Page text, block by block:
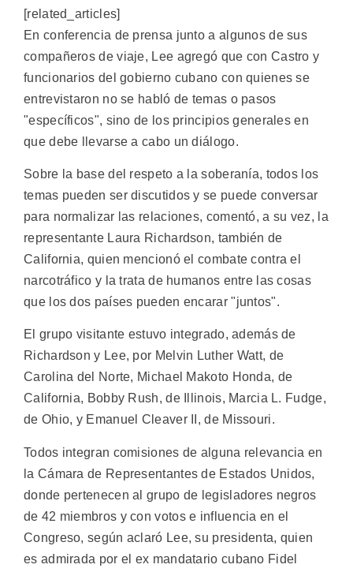
[related_articles]
En conferencia de prensa junto a algunos de sus
compañeros de viaje, Lee agregó que con Castro y
funcionarios del gobierno cubano con quienes se
entrevistaron no se habló de temas o pasos
"específicos", sino de los principios generales en
que debe llevarse a cabo un diálogo.
Sobre la base del respeto a la soberanía, todos los
temas pueden ser discutidos y se puede conversar
para normalizar las relaciones, comentó, a su vez, la
representante Laura Richardson, también de
California, quien mencionó el combate contra el
narcotráfico y la trata de humanos entre las cosas
que los dos países pueden encarar "juntos".
El grupo visitante estuvo integrado, además de
Richardson y Lee, por Melvin Luther Watt, de
Carolina del Norte, Michael Makoto Honda, de
California, Bobby Rush, de Illinois, Marcia L. Fudge,
de Ohio, y Emanuel Cleaver II, de Missouri.
Todos integran comisiones de alguna relevancia en
la Cámara de Representantes de Estados Unidos,
donde pertenecen al grupo de legisladores negros
de 42 miembros y con votos e influencia en el
Congreso, según aclaró Lee, su presidenta, quien
es admirada por el ex mandatario cubano Fidel